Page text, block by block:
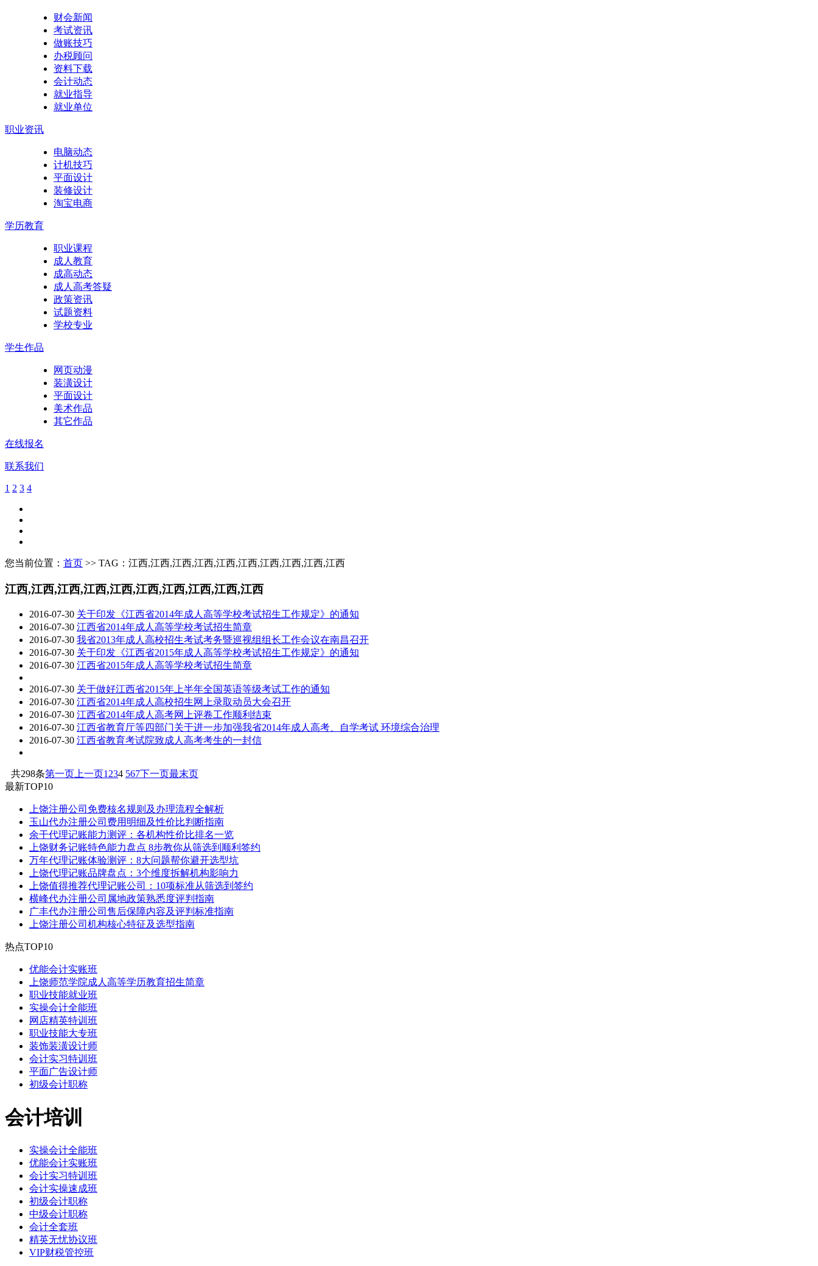
财会新闻
考试资讯
做账技巧
办税顾问
资料下载
会计动态
就业指导
就业单位
职业资讯
电脑动态
计机技巧
平面设计
装修设计
淘宝电商
学历教育
职业课程
成人教育
成高动态
成人高考答疑
政策资讯
试题资料
学校专业
学生作品
网页动漫
装潢设计
平面设计
美术作品
其它作品
在线报名
联系我们
1 2 3 4
您当前位置： 首页 >> TAG：江西,江西,江西,江西,江西,江西,江西,江西,江西,江西
江西,江西,江西,江西,江西,江西,江西,江西,江西,江西
2016-07-30 关于印发《江西省2014年成人高等学校考试招生工作规定》的通知
2016-07-30 江西省2014年成人高等学校考试招生简章
2016-07-30 我省2013年成人高校招生考试考务暨巡视组组长工作会议在南昌召开
2016-07-30 关于印发《江西省2015年成人高等学校考试招生工作规定》的通知
2016-07-30 江西省2015年成人高等学校考试招生简章
2016-07-30 关于做好江西省2015年上半年全国英语等级考试工作的通知
2016-07-30 江西省2014年成人高校招生网上录取动员大会召开
2016-07-30 江西省2014年成人高考网上评卷工作顺利结束
2016-07-30 江西省教育厅等四部门关于进一步加强我省2014年成人高考、自学考试 环境综合治理
2016-07-30 江西省教育考试院致成人高考考生的一封信
共298条第一页上一页1234 567下一页最末页
最新TOP10
上饶注册公司免费核名规则及办理流程全解析
玉山代办注册公司费用明细及性价比判断指南
余干代理记账能力测评：各机构性价比排名一览
上饶财务记账特色能力盘点 8步教你从筛选到顺利签约
万年代理记账体验测评：8大问题帮你避开选型坑
上饶代理记账品牌盘点：3个维度拆解机构影响力
上饶值得推荐代理记账公司：10项标准从筛选到签约
横峰代办注册公司属地政策熟悉度评判指南
广丰代办注册公司售后保障内容及评判标准指南
上饶注册公司机构核心特征及选型指南
热点TOP10
优能会计实账班
上饶师范学院成人高等学历教育招生简章
职业技能就业班
实操会计全能班
网店精英特训班
职业技能大专班
装饰装潢设计师
会计实习特训班
平面广告设计师
初级会计职称
会计培训
实操会计全能班
优能会计实账班
会计实习特训班
会计实操速成班
初级会计职称
中级会计职称
会计全套班
精英无忧协议班
VIP财税管控班